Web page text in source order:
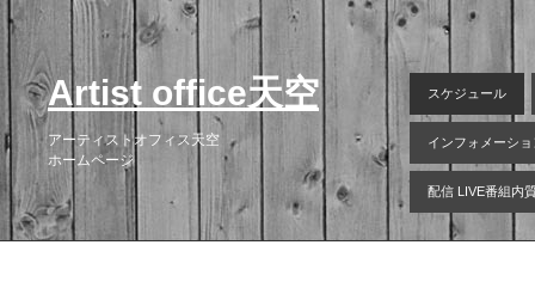
Artist office天空
アーティストオフィス天空
ホームページ
スケジュール
インフォメーショ
配信 LIVE番組内